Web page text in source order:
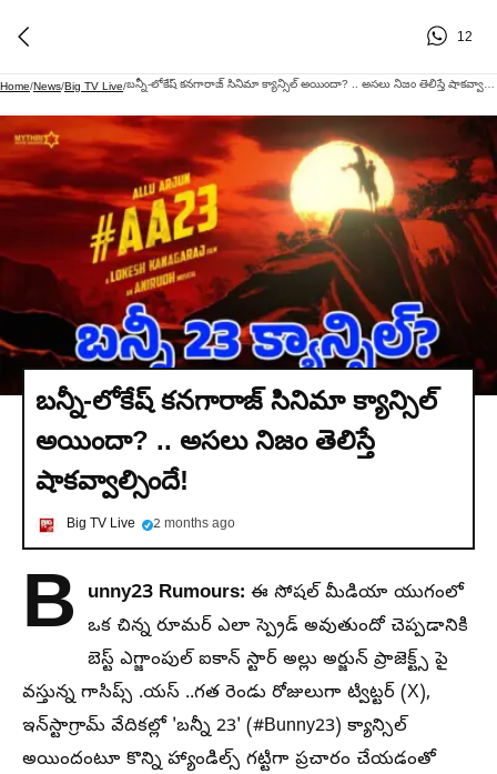
12
Home/News/Big TV Live/
బన్నీ-లోకేష్ కనగారాజ్ సినిమా క్యాన్సిల్
అయిందా? .. అసలు నిజం తెలిస్తే
షాకవ్వాల్సిందే!
Big TV Live 2 months ago
B unny23 Rumours: ఈ సోషల్ మీడియా యుగంలో
ఒక చిన్న రూమర్ ఎలా స్ప్రెడ్ అవుతుందో చెప్పడానికి
బెస్ట్ ఎగ్జాంపుల్ ఐకాన్ స్టార్ అల్లు అర్జున్ ప్రాజెక్ట్స్ పై
వస్తున్న గాసిప్స్ .యస్ ..గత రెండు రోజులుగా ట్విట్టర్ (X),
ఇన్‌స్టాగ్రామ్‌ వేదికల్లో 'బన్నీ 23' (#Bunny23) క్యాన్సిల్
అయిందంటూ కొన్ని హ్యాండిల్స్ గట్టిగా ప్రచారం చేయడంతో